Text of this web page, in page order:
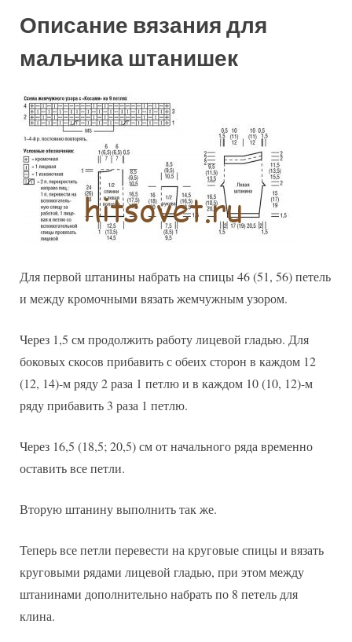
Описание вязания для
мальчика штанишек
Для первой штанины набрать на спицы 46 (51, 56) петель
и между кромочными вязать жемчужным узором.
Через 1,5 см продолжить работу лицевой гладью. Для
боковых скосов прибавить с обеих сторон в каждом 12
(12, 14)-м ряду 2 раза 1 петлю и в каждом 10 (10, 12)-м
ряду прибавить 3 раза 1 петлю.
Через 16,5 (18,5; 20,5) см от начального ряда временно
оставить все петли.
Вторую штанину выполнить так же.
Теперь все петли перевести на круговые спицы и вязать
круговыми рядами лицевой гладью, при этом между
штанинами дополнительно набрать по 8 петель для
клина.